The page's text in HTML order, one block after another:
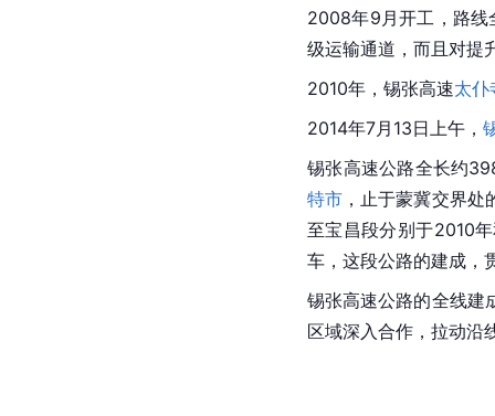
2008年9月开工，路线
级运输通道，而且对提
2010年，锡张高速太仆
2014年7月13日上午，
锡张高速公路全长约
特市 ，止于蒙冀交界处
至宝昌段分别于2010
车，这段公路的建成，
锡张高速公路的全线建
区域深入合作，拉动沿